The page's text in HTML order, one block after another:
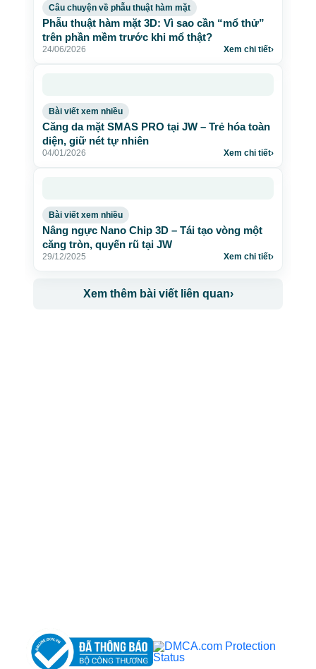
Câu chuyện về phẫu thuật hàm mặt
Phẫu thuật hàm mặt 3D: Vì sao cần “mổ thử”
trên phần mềm trước khi mổ thật?
24/06/2026 Xem chi tiết›
Bài viết xem nhiều
Căng da mặt SMAS PRO tại JW – Trẻ hóa toàn
diện, giữ nét tự nhiên
04/01/2026 Xem chi tiết›
Bài viết xem nhiều
Nâng ngực Nano Chip 3D – Tái tạo vòng một
căng tròn, quyến rũ tại JW
29/12/2025 Xem chi tiết›
Xem thêm bài viết liên quan›